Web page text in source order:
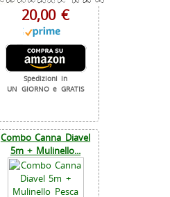
20,00 €
Spedizioni in
UN GIORNO e GRATIS
Combo Canna Diavel
5m + Mulinello...